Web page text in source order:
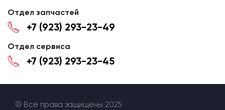
Отдел запчастей
+7 (923) 293-23-49
Отдел сервиса
+7 (923) 293-23-45
© Все права защищены 2025